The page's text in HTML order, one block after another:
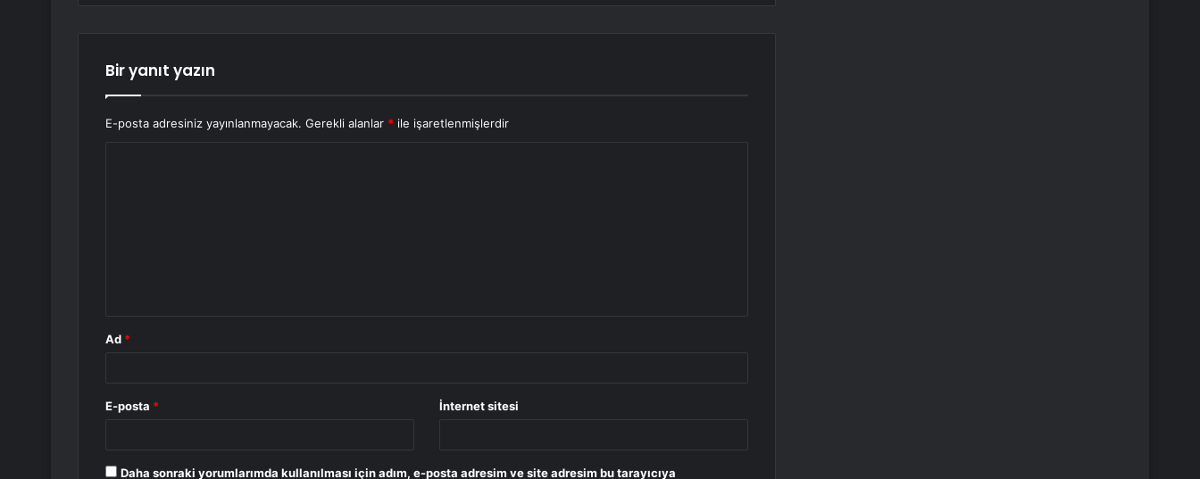
Bir yanıt yazın
E-posta adresiniz yayınlanmayacak. Gerekli alanlar * ile işaretlenmişlerdir
Ad *
E-posta * İnternet sitesi
Daha sonraki yorumlarımda kullanılması için adım, e-posta adresim ve site adresim bu tarayıcıya